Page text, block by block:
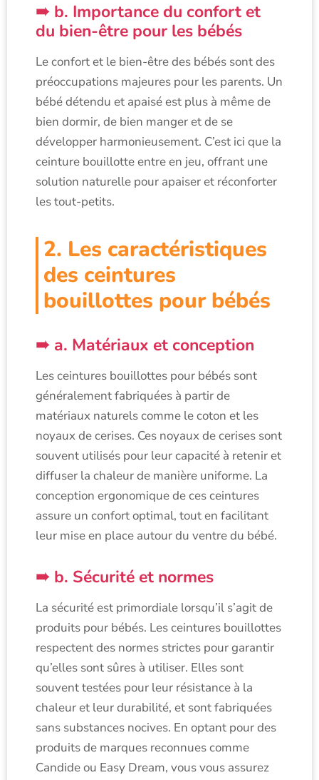
b. Importance du confort et
du bien-être pour les bébés
Le confort et le bien-être des bébés sont des
préoccupations majeures pour les parents. Un
bébé détendu et apaisé est plus à même de
bien dormir, de bien manger et de se
développer harmonieusement. C’est ici que la
ceinture bouillotte entre en jeu, offrant une
solution naturelle pour apaiser et réconforter
les tout-petits.
2. Les caractéristiques
des ceintures
bouillottes pour bébés
a. Matériaux et conception
Les ceintures bouillottes pour bébés sont
généralement fabriquées à partir de
matériaux naturels comme le coton et les
noyaux de cerises. Ces noyaux de cerises sont
souvent utilisés pour leur capacité à retenir et
diffuser la chaleur de manière uniforme. La
conception ergonomique de ces ceintures
assure un confort optimal, tout en facilitant
leur mise en place autour du ventre du bébé.
b. Sécurité et normes
La sécurité est primordiale lorsqu’il s’agit de
produits pour bébés. Les ceintures bouillottes
respectent des normes strictes pour garantir
qu’elles sont sûres à utiliser. Elles sont
souvent testées pour leur résistance à la
chaleur et leur durabilité, et sont fabriquées
sans substances nocives. En optant pour des
produits de marques reconnues comme
Candide ou Easy Dream, vous vous assurez